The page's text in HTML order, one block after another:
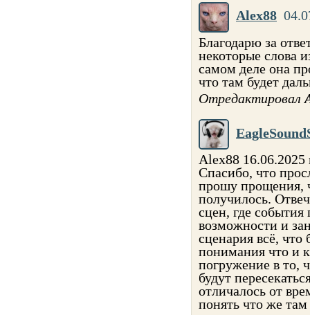
Alex88
Благодарю за
некоторые слова
самом деле она
что там будет
Отредактировал
Alex88 16.06.2025
Спасибо, что
прошу прощения,
получилось.
сцен, где
возможности и
сценария всё,
понимания что и
погружение в то,
будут
отличалось от
понять что же